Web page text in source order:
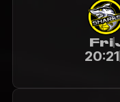
Fri
20:21